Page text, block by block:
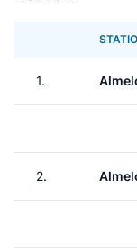
1.
2.